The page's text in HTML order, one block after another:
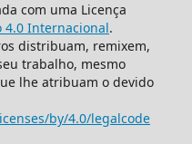
com uma Licença
4.0 Internacional.
distribuam, remixem,
trabalho, mesmo
lhe atribuam o devido
by/4.0/legalcode